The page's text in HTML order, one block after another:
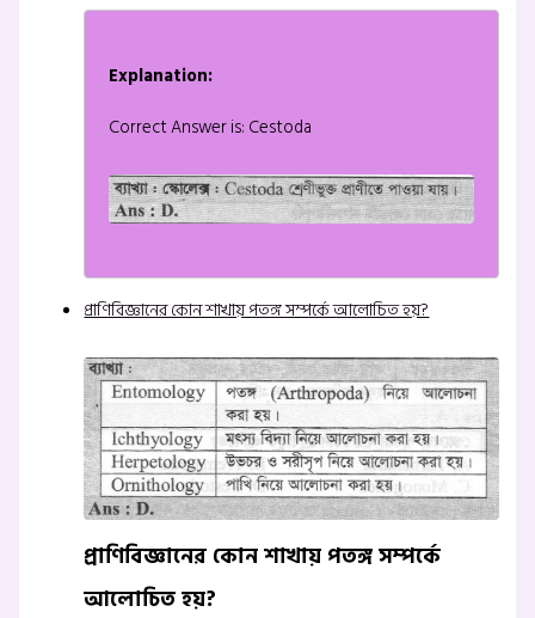
Explanation:
Correct Answer is: Cestoda
প্রাণিবিজ্ঞানের কোন শাখায় পতঙ্গ সম্পর্কে আলোচিত হয়?
প্রাণিবিজ্ঞানের কোন শাখায় পতঙ্গ সম্পর্কে
আলোচিত হয়?